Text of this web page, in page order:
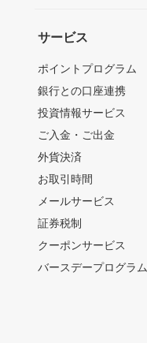
サービス
ポイントプログラム
銀行との口座連携
投資情報サービス
ご入金・ご出金
外貨決済
お取引時間
メールサービス
証券税制
クーポンサービス
バースデープログラム